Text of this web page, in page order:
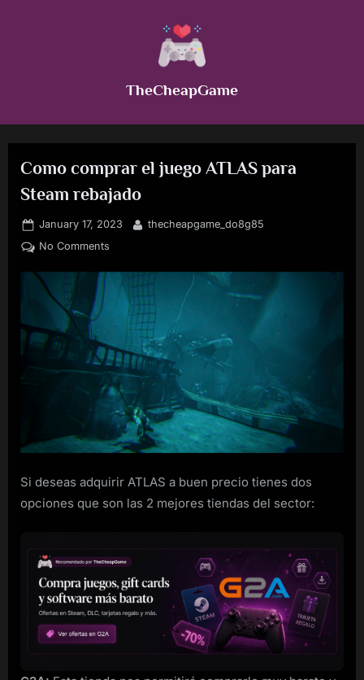
TheCheapGame
Como comprar el juego ATLAS para
Steam rebajado
Posted
on
January 17, 2023 By
thecheapgame_do8g85
No Commentson
comprar
el
juego
ATLAS
para
Steam
rebajado
Si deseas adquirir ATLAS a buen precio tienes dos
opciones que son las 2 mejores tiendas del sector: